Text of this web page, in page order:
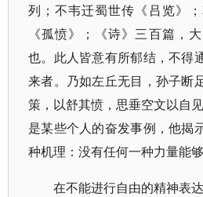
列；不韦迁蜀世传《吕览》；
《孤愤》；《诗》三百篇，
也。此人皆意有所郁结，不得
来者。乃如左丘无目，孙子断
策，以舒其愤，思垂空文以自
是某些个人的奋发事例，他揭
种机理：没有任何一种力量能
在不能进行自由的精神表